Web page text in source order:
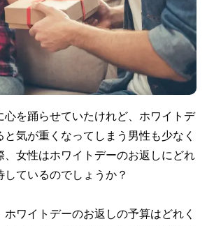
心を踊らせていたけれど、ホワイトデ
気が重くなってしまう男性も少なく
、女性はホワイトデーのお返しにどれ
しているのでしょうか？
ワイトデーのお返しの予算はどれく